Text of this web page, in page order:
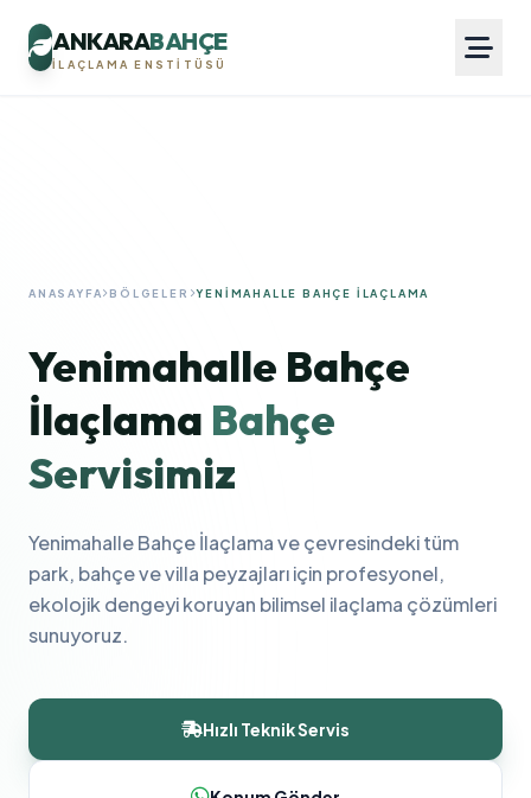
ANKARABAHÇE
İLAÇLAMA ENSTITÜSÜ
ANASAYFA BÖLGELER YENIMAHALLE BAHÇE İLAÇLAMA
Yenimahalle Bahçe
İlaçlama Bahçe
Servisimiz
Yenimahalle Bahçe İlaçlama ve çevresindeki tüm
park, bahçe ve villa peyzajları için profesyonel,
ekolojik dengeyi koruyan bilimsel ilaçlama çözümleri
sunuyoruz.
Hızlı Teknik Servis